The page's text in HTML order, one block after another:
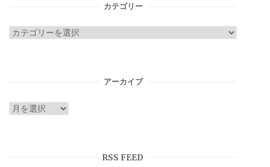
カテゴリー
カ
アーカイブ
ア
RSS FEED